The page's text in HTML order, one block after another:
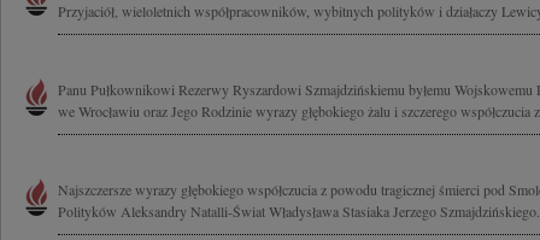
Przyjaciół, wieloletnich współpracowników, wybitnych polityków i działaczy
Panu Pułkownikowi Rezerwy Ryszardowi Szmajdzińskiemu byłemu
we Wrocławiu oraz Jego Rodzinie wyrazy głębokiego żalu i szczerego współczucia
Najszczersze wyrazy głębokiego współczucia z powodu tragicznej śmierci pod
Polityków Aleksandry Natalli-Świat Władysława Stasiaka Jerzego